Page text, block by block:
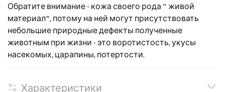
Обратите внимание - кожа своего рода " живой
материал", потому на ней могут присутствовать
небольшие природные дефекты полученные
животным при жизни - это воротистость, укусы
насекомых, царапины, потертости.
Характеристики